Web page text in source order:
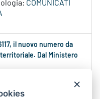
COMUNICATI
il nuovo numero da
Dal Ministero
×